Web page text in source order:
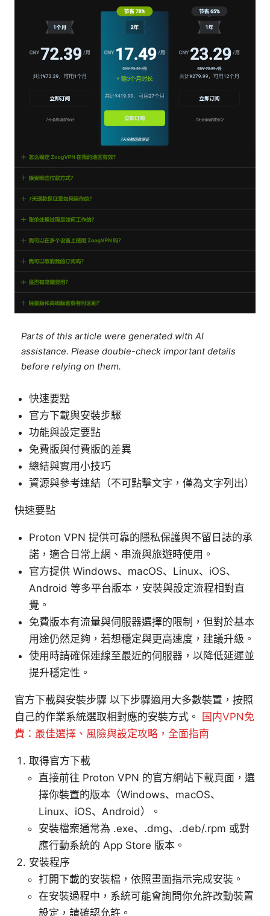
Parts of this article were generated with AI
assistance. Please double-check important details
before relying on them.
快速要點
官方下載與安裝步驟
功能與設定要點
免費版與付費版的差異
總結與實用小技巧
資源與參考連結（不可點擊文字，僅為文字列出）
快速要點
Proton VPN 提供可靠的隱私保護與不留日誌的承
諾，適合日常上網、串流與旅遊時使用。
官方提供 Windows、macOS、Linux、iOS、
Android 等多平台版本，安裝與設定流程相對直
覺。
免費版本有流量與伺服器選擇的限制，但對於基本
用途仍然足夠，若想穩定與更高速度，建議升級。
使用時請確保連線至最近的伺服器，以降低延遲並
提升穩定性。
官方下載與安裝步驟 以下步驟適用大多數裝置，按照
自己的作業系統選取相對應的安裝方式。 国内VPN免
費：最佳選擇、風險與設定攻略，全面指南
取得官方下載
直接前往 Proton VPN 的官方網站下載頁面，選
擇你裝置的版本（Windows、macOS、
Linux、iOS、Android）。
安裝檔案通常為 .exe、.dmg、.deb/.rpm 或對
應行動系統的 App Store 版本。
安裝程序
打開下載的安裝檔，依照畫面指示完成安裝。
在安裝過程中，系統可能會詢問你允許改動裝置
設定，請確認允許。